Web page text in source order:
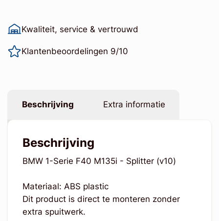
Kwaliteit, service & vertrouwd
Klantenbeoordelingen 9/10
Beschrijving Extra informatie
Beschrijving
BMW 1-Serie F40 M135i - Splitter (v10)
Materiaal: ABS plastic
Dit product is direct te monteren zonder
extra spuitwerk.